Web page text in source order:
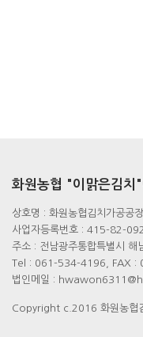
화원농협 "이맑은김치
상호명 : 화원농협김치가공공
사업자등록번호 : 415-82-
주소 : 전남광주통합특별시
Tel : 061-534-4196, FAX :
법인메일 :
Copyright c.2016 화원농